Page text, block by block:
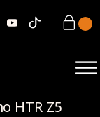
HTR Z5